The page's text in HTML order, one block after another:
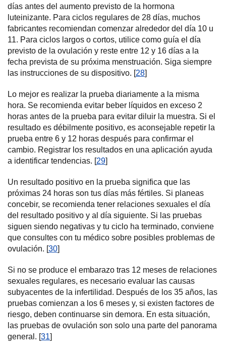
días antes del aumento previsto de la hormona
luteinizante. Para ciclos regulares de 28 días, muchos
fabricantes recomiendan comenzar alrededor del día 10 u
11. Para ciclos largos o cortos, utilice como guía el día
previsto de la ovulación y reste entre 12 y 16 días a la
fecha prevista de su próxima menstruación. Siga siempre
las instrucciones de su dispositivo. [28]
Lo mejor es realizar la prueba diariamente a la misma
hora. Se recomienda evitar beber líquidos en exceso 2
horas antes de la prueba para evitar diluir la muestra. Si el
resultado es débilmente positivo, es aconsejable repetir la
prueba entre 6 y 12 horas después para confirmar el
cambio. Registrar los resultados en una aplicación ayuda
a identificar tendencias. [29]
Un resultado positivo en la prueba significa que las
próximas 24 horas son tus días más fértiles. Si planeas
concebir, se recomienda tener relaciones sexuales el día
del resultado positivo y al día siguiente. Si las pruebas
siguen siendo negativas y tu ciclo ha terminado, conviene
que consultes con tu médico sobre posibles problemas de
ovulación. [30]
Si no se produce el embarazo tras 12 meses de relaciones
sexuales regulares, es necesario evaluar las causas
subyacentes de la infertilidad. Después de los 35 años, las
pruebas comienzan a los 6 meses y, si existen factores de
riesgo, deben continuarse sin demora. En esta situación,
las pruebas de ovulación son solo una parte del panorama
general. [31]